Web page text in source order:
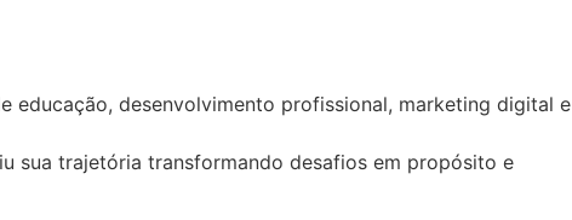
educação, desenvolvimento profissional, marketing digital e
sua trajetória transformando desafios em propósito e